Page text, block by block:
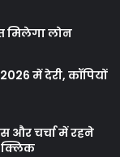
मिलेगा लोन
में देरी, कॉपियों
और चर्चा में रहने
क्लिक